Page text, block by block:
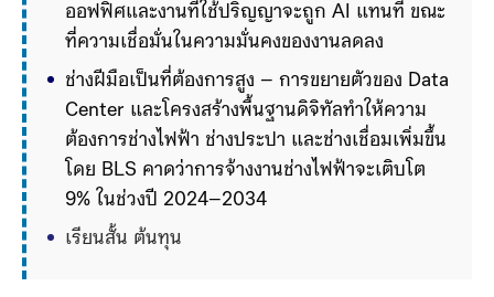
ออฟฟิศและงานที่ใช้ปริญญาจะถูก AI แทนที่ ขณะ
ที่ความเชื่อมั่นในความมั่นคงของงานลดลง
ช่างฝีมือเป็นที่ต้องการสูง – การขยายตัวของ Data
Center และโครงสร้างพื้นฐานดิจิทัลทำให้ความ
ต้องการช่างไฟฟ้า ช่างประปา และช่างเชื่อมเพิ่มขึ้น
โดย BLS คาดว่าการจ้างงานช่างไฟฟ้าจะเติบโต
9% ในช่วงปี 2024–2034
เรียนสั้น ต้นทุนต่ำ รายได้ดี – หลักสูตรสายอาชีพ